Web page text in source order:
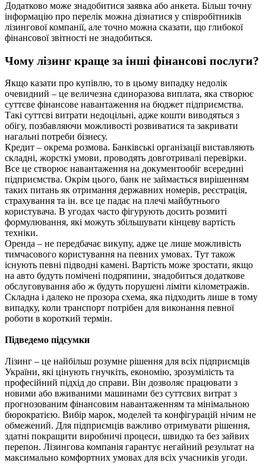
Додатково може знадобитися заявка або анкета. Більш точну
інформацію про перелік можна дізнатися у співробітників
лізингової компанії, але точно можна сказати, що глибокої
фінансової звітності не знадобиться.
Чому лізинг краще за інші фінансові послуги?
Якщо казати про купівлю, то в цьому випадку недолік
очевидний – це величезна єдиноразова виплата, яка створює
суттєве фінансове навантаження на бюджет підприємства.
Такі суттєві витрати недоцільні, адже кошти виводяться з
обігу, позбавляючи можливості розвиватися та закривати
нагальні потреби бізнесу.
Кредит – окрема розмова. Банківські організації виставляють
складні, жорсткі умови, проводять довготривалі перевірки.
Все це створює навантаження на документообіг всередині
підприємства. Окрім цього, банк не займається вирішенням
таких питань як отримання державних номерів, реєстрація,
страхування та ін. все це падає на плечі майбутнього
користувача. В угодах часто фігурують досить розмиті
формулювання, які можуть збільшувати кінцеву вартість
техніки.
Оренда – не передбачає викупу, адже це лише можливість
тимчасового користування на певних умовах. Тут також
існують певні підводні камені. Вартість може зростати, якщо
на авто будуть помічені подряпини, знадобиться додаткове
обслуговування або ж будуть порушені ліміти кілометражів.
Складна і далеко не прозора схема, яка підходить лише в тому
випадку, коли транспорт потрібен для виконання певної
роботи в короткий термін.
Підведемо підсумки
Лізинг – це найбільш розумне рішення для всіх підприємців
України, які цінують гнучкіть, економію, зрозумілість та
професійний підхід до справи. Він дозволяє працювати з
новими або вживаними машинами без суттєвих витрат з
прогнозованим фінансовим навантаженням та мінімальною
бюрократією. Вибір марок, моделей та конфігурацій нічим не
обмежений. Для підприємців важливо отримувати рішення,
здатні покращити виробничі процеси, швидко та без зайвих
перепон. Лізингова компанія гарантує негайний результат на
максимально комфортних умовах для всіх учасників угоди.